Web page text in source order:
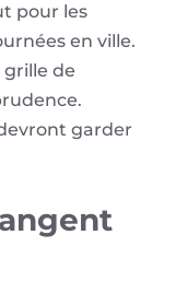
pour les
en ville.
grille de
garder